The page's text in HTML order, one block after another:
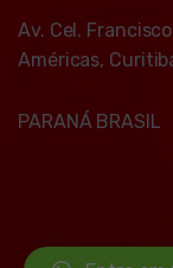
Av. Cel.
Américas,
PARANÁ BRASIL